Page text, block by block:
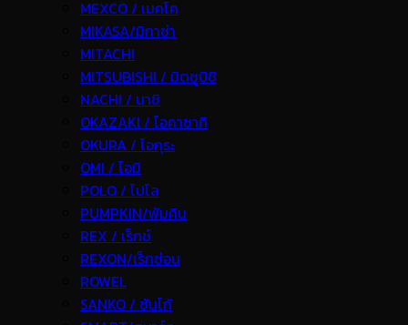
MEXCO / เมคโค
MIKASA/มิกาซ่า
MITACHI
MITSUBISHI / มิตซูบิชิ
NACHI / นาชิ
OKAZAKI / โอคาซากิ
OKURA / โอกุระ
OMI / โอมิ
POLO / โปโล
PUMPKIN/พัมคิน
REX / เร็กช์
REXON/เร็กซ่อน
ROWEL
SANKO / ซันโก้